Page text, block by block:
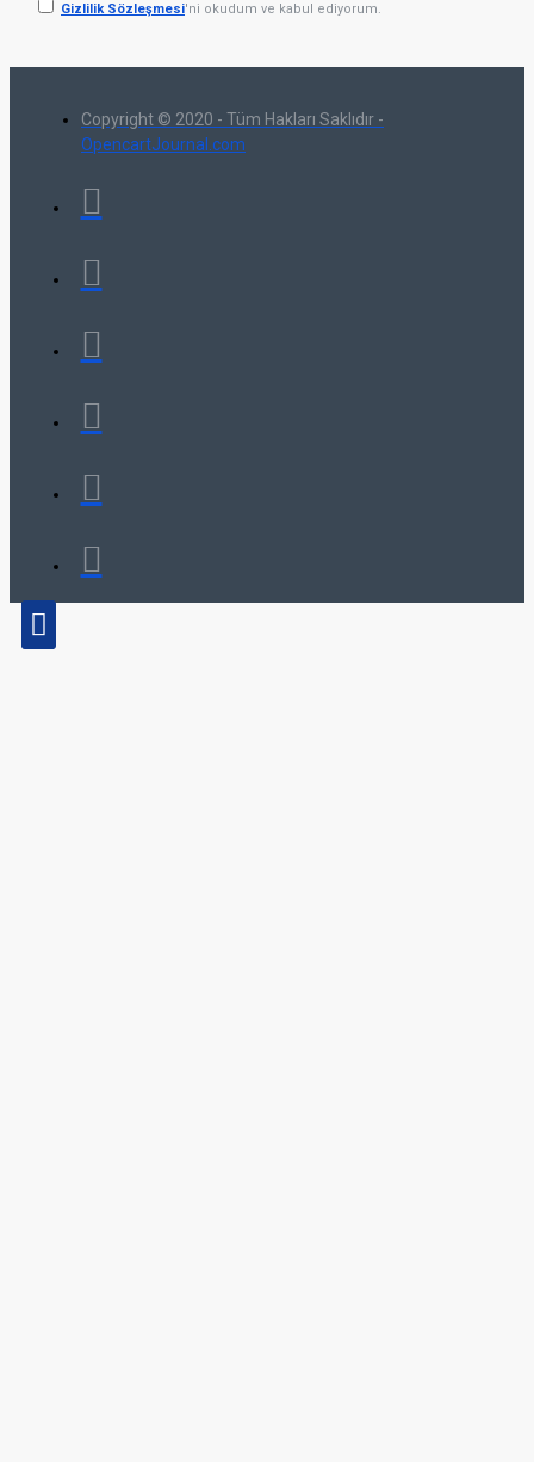
Gizlilik Sözleşmesi'ni okudum ve kabul ediyorum.
Copyright © 2020 - Tüm Hakları Saklıdır -
OpencartJournal.com